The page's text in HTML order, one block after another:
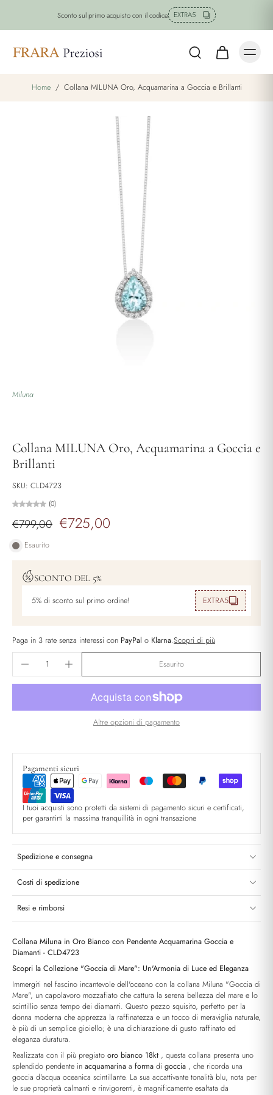
Sconto sul primo acquisto con il codice EXTRA5
Home / Collana MILUNA Oro, Acquamarina a Goccia e Brillanti
Miluna
Collana MILUNA Oro, Acquamarina a Goccia e
Brillanti
SKU: CLD4723
(0)
€799,00 €725,00
Esaurito
SCONTO DEL 5%
5% di sconto sul primo ordine! EXTRA5
Paga in 3 rate senza interessi con PayPal o Klarna.Scopri di più
Esaurito
Altre opzioni di pagamento
Pagamenti sicuri
I tuoi acquisti sono protetti da sistemi di pagamento sicuri e certificati,
per garantirti la massima tranquillità in ogni transazione
Spedizione e consegna
Costi di spedizione
Resi e rimborsi
Collana Miluna in Oro Bianco con Pendente Acquamarina Goccia e
Diamanti - CLD4723
Scopri la Collezione "Goccia di Mare": Un'Armonia di Luce ed Eleganza
Immergiti nel fascino incantevole dell'oceano con la collana Miluna "Goccia di
Mare", un capolavoro mozzafiato che cattura la serena bellezza del mare e lo
scintillio senza tempo dei diamanti. Questo pezzo squisito, perfetto per la
donna moderna che apprezza la raffinatezza e un tocco di meraviglia naturale,
è più di un semplice gioiello; è una dichiarazione di gusto raffinato ed
eleganza duratura.
Realizzata con il più pregiato oro bianco 18kt , questa collana presenta uno
splendido pendente in acquamarina a forma di goccia , che ricorda una
goccia d'acqua oceanica scintillante. La sua accattivante tonalità blu, nota per
le sue proprietà calmanti e rinvigorenti, è magnificamente esaltata da